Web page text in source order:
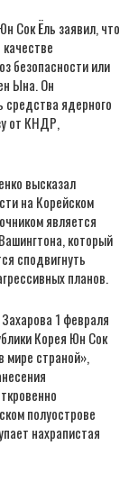
Сок Ёль заявил, что
безопасности или
Ына. Он
средства ядерного
от КНДР,
высказал
на Корейском
является
который
сподвигнуть
планов.
1 февраля
Корея Юн Сок
мире страной»,
полуострове
нахрапистая